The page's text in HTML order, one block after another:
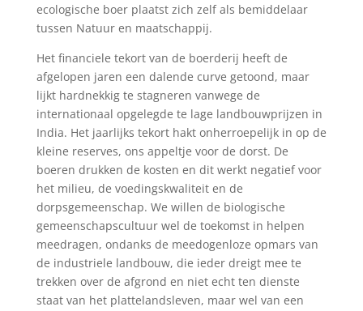
ecologische boer plaatst zich zelf als bemiddelaar
tussen Natuur en maatschappij.
Het financiele tekort van de boerderij heeft de
afgelopen jaren een dalende curve getoond, maar
lijkt hardnekkig te stagneren vanwege de
internationaal opgelegde te lage landbouwprijzen in
India. Het jaarlijks tekort hakt onherroepelijk in op de
kleine reserves, ons appeltje voor de dorst. De
boeren drukken de kosten en dit werkt negatief voor
het milieu, de voedingskwaliteit en de
dorpsgemeenschap. We willen de biologische
gemeenschapscultuur wel de toekomst in helpen
meedragen, ondanks de meedogenloze opmars van
de industriele landbouw, die ieder dreigt mee te
trekken over de afgrond en niet echt ten dienste
staat van het plattelandsleven, maar wel van een